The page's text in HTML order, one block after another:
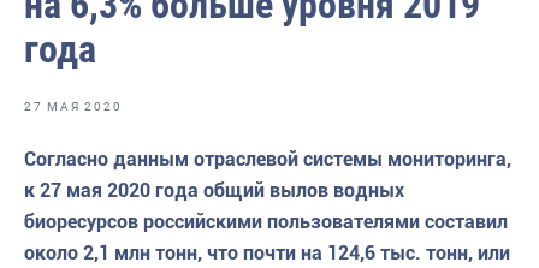
Отраслевые СМИ
Выставки и конференции
Научно-практическая литература
Рыбоохрана России
Отрасль в цифрах
Инфографика
года
27 МАЯ 2020
Согласно данным отраслевой системы мониторинга,
к 27 мая 2020 года общий вылов водных
биоресурсов российскими пользователями составил
около 2,1 млн тонн, что почти на 124,6 тыс. тонн, или